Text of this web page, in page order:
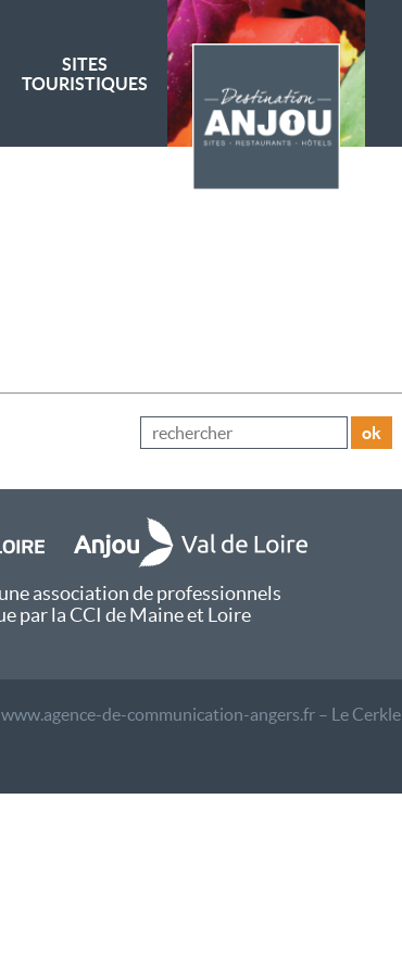
SITES
TOURISTIQUES
ok
association de professionnels
par la CCI de Maine et Loire
www.agence-de-communication-angers.fr – Le Cerkle